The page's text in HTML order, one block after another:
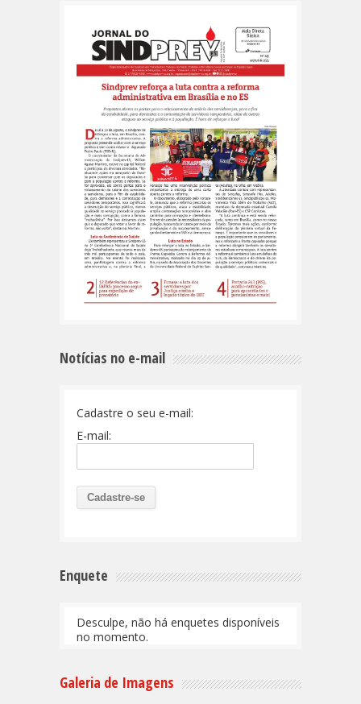
Notícias no e-mail
Cadastre o seu e-mail:
E-mail:
Enquete
Desculpe, não há enquetes disponíveis
no momento.
Galeria de Imagens